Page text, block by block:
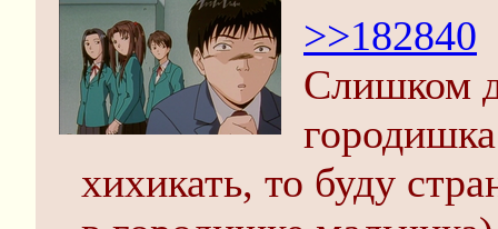
>>182840
Слишком
хихикать, то буду